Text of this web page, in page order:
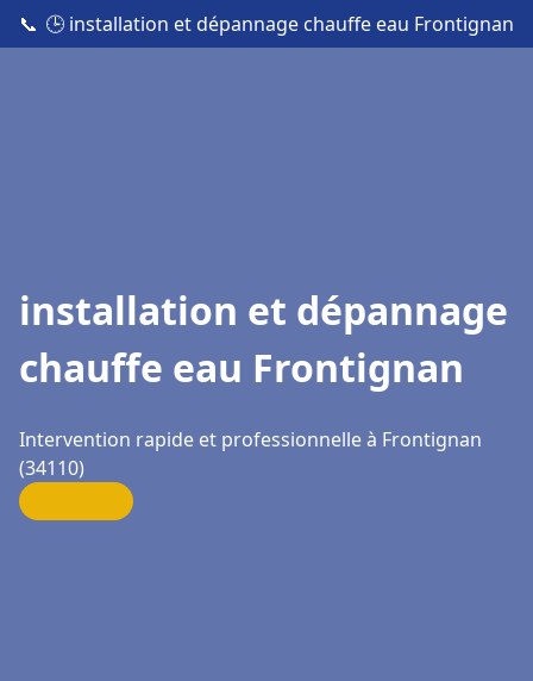
📞 🕒 installation et dépannage chauffe eau Frontignan
installation et dépannage
chauffe eau Frontignan
Intervention rapide et professionnelle à Frontignan
(34110)